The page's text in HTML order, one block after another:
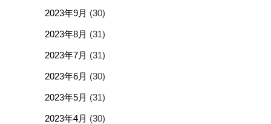
2023年9月 (30)
2023年8月 (31)
2023年7月 (31)
2023年6月 (30)
2023年5月 (31)
2023年4月 (30)